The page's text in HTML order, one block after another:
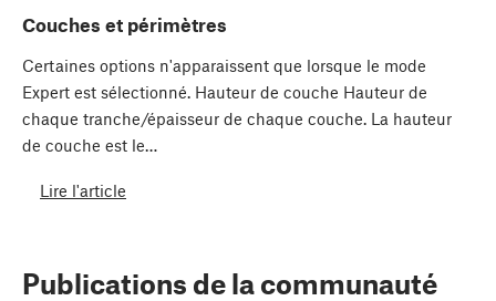
Couches et périmètres
Certaines options n'apparaissent que lorsque le mode
Expert est sélectionné. Hauteur de couche Hauteur de
chaque tranche/épaisseur de chaque couche. La hauteur
de couche est le…
Lire l'article
Publications de la communauté